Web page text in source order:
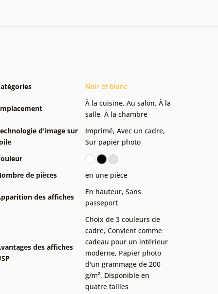
Noir et blanc
À la cuisine, Au salon, À la
salle, À la chambre
d'image sur
Imprimé, Avec un cadre,
Sur papier photo
de pièces
en une pièce
des affiches
En hauteur, Sans
passeport
des affiches
Choix de 3 couleurs de
cadre, Convient comme
cadeau pour un intérieur
moderne, Papier photo
d'un grammage de 200
g/m², Disponible en
quatre tailles